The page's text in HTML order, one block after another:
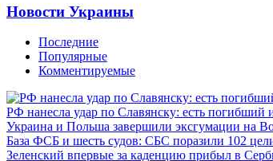
Новости Украины
Последние
Популярные
Комментируемые
РФ нанесла удар по Славянску: есть погибший
Украина и Польша завершили эксгумации на
База ФСБ и шесть судов: СБС поразили 102
Зеленский впервые за каденцию прибыл в